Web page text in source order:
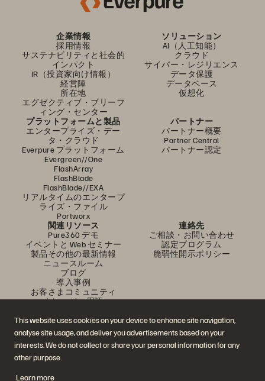
This website uses cookies on your device to enhance site navigation,
analyse site usage, and deliver you advertisements based on your
interests. We do not collect or share your personal information for any
other purpose.
Learn more
企業情報
採用情報
サステナビリティと社会的
インパクト
IR（投資家向け情報）
経営陣
所在地
エグゼクティブ・ブリーフ
ィング・センター
ソリューション
AI（人工知能）
クラウド
サイバー・レジリエンス
データ保護
データベース
仮想化
プラットフォームと製品
エンタープライズ・デー
タ・クラウド
Everpure プラットフォーム
Evergreen//One
FlashArray
FlashBlade
FlashBlade//EXA
リアルタイムのエンタープ
ライズ・ファイル
Portworx
パートナー
パートナー概要
Partner Central
パートナー認定
関連リソース
Pure360 デモ
イベントと Web セミナー
製品その他の最新情報
ニュースルーム
ブログ
導入事例
お客さまコミュニティ
ナレッジ・用語
連絡先
ご相談・お問い合わせ
認定プログラム
脆弱性開示ポリシー
公式 SNS
是非フォローをお願いします！